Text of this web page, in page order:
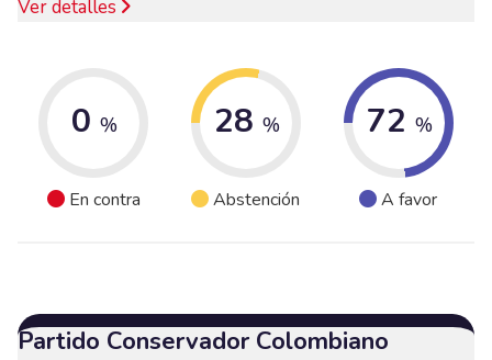
Ver detalles
0 %
En contra
28 %
Abstención
72 %
A favor
Partido Conservador Colombiano